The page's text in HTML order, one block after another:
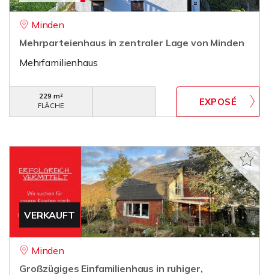
Minden
Mehrparteienhaus in zentraler Lage von Minden
Mehrfamilienhaus
229 m²
FLÄCHE
VERKAUFT
Minden
Großzügiges Einfamilienhaus in ruhiger,